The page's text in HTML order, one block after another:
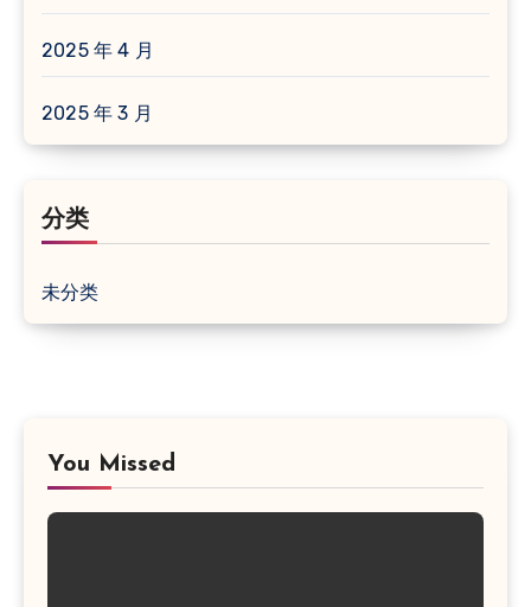
2025 年 4 月
2025 年 3 月
分类
未分类
You Missed